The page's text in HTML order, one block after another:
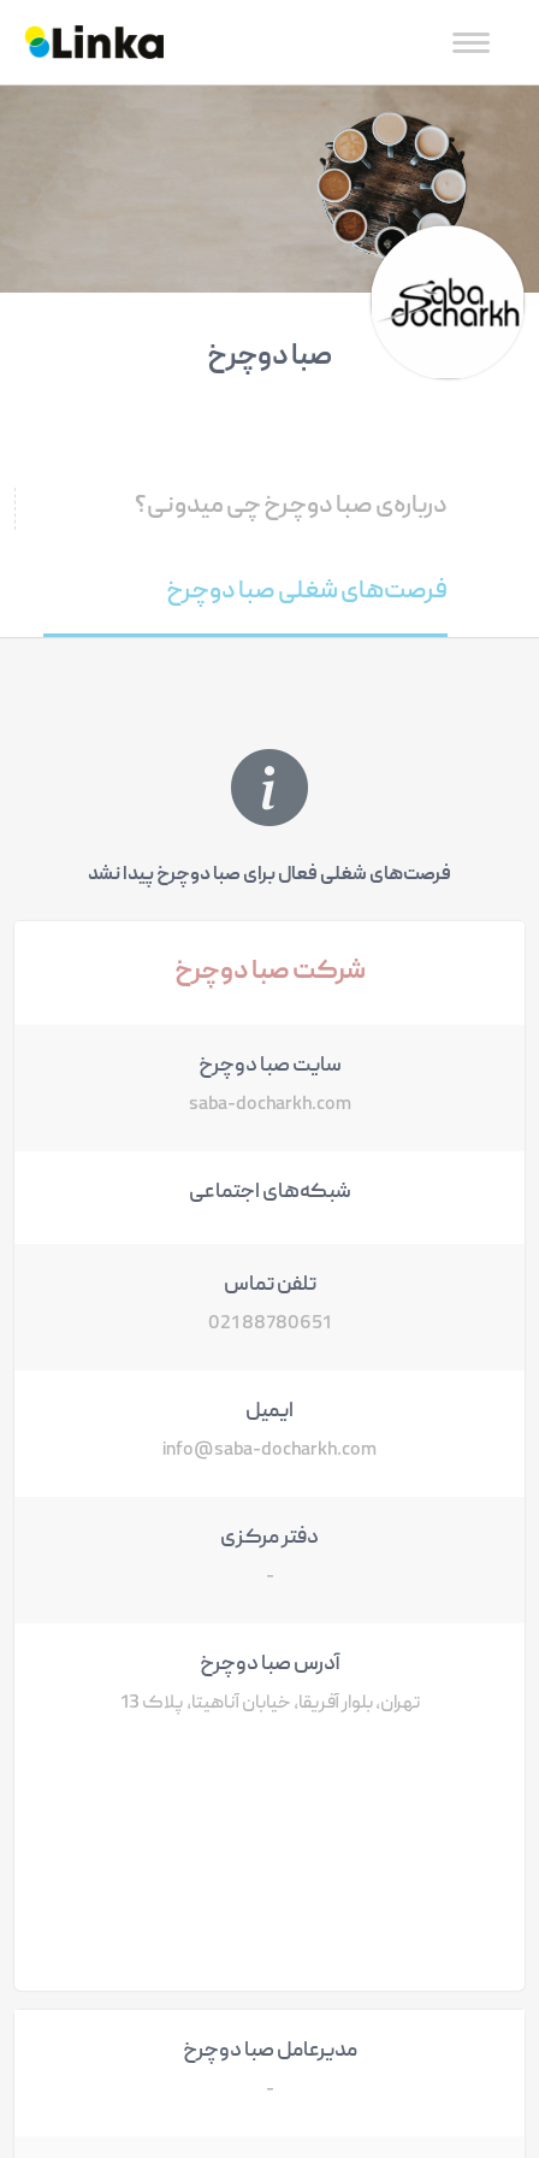
صبا دوچرخ
درباره‌ی صبا دوچرخ چی میدونی؟
فرصت‌های شغلی صبا دوچرخ
فرصت‌های شغلی فعال برای صبا دوچرخ پیدا نشد
شرکت صبا دوچرخ
سایت صبا دوچرخ
saba-docharkh.com
شبکه‌های اجتماعی
تلفن تماس
88780651 021
ایمیل
info@saba-docharkh.com
دفتر مرکزی
-
آدرس صبا دوچرخ
تهران، بلوار آفریقا، خیابان آناهیتا، پلاک 13
مدیرعامل صبا دوچرخ
-